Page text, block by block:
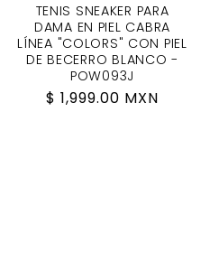
TENIS SNEAKER PARA
DAMA EN PIEL CABRA
LÍNEA "COLORS" CON PIEL
DE BECERRO BLANCO -
POW093J
Regular
$ 1,999.00 MXN